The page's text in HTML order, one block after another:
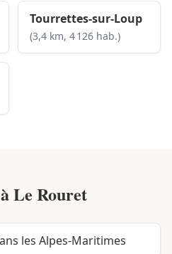
Tourrettes-sur-Loup
(3,4 km, 4 126 hab.)
Le Rouret
les Alpes-Maritimes